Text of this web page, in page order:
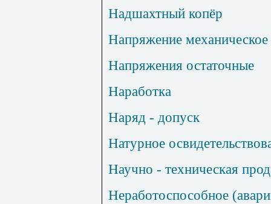
Надшахтный копёр
Напряжение механическое
Напряжения остаточные
Наработка
Наряд - допуск
Натурное
Научно - техническая
Неработоспособное